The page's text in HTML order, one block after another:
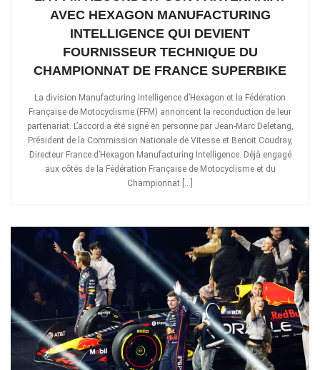
AVEC HEXAGON MANUFACTURING
INTELLIGENCE QUI DEVIENT
FOURNISSEUR TECHNIQUE DU
CHAMPIONNAT DE FRANCE SUPERBIKE
La division Manufacturing Intelligence d’Hexagon et la Fédération
Française de Motocyclisme (FFM) annoncent la reconduction de leur
partenariat. L’accord a été signé en personne par Jean-Marc Deletang,
Président de la Commission Nationale de Vitesse et Benoit Coudray,
Directeur France d’Hexagon Manufacturing Intelligence. Déjà engagé
aux côtés de la Fédération Française de Motocyclisme et du
Championnat […]